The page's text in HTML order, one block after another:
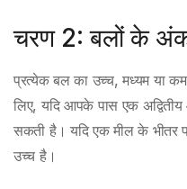
चरण 2: बलों के
प्रत्येक बल का उच्च, मध्यम या
लिए, यदि आपके पास एक अद्वितीय
सकती है। यदि एक मील के भीतर
उच्च है।